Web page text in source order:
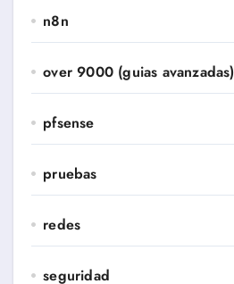
n8n
over 9000 (guias avanzadas)
pfsense
pruebas
redes
seguridad